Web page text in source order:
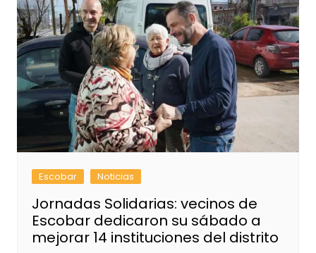
Escobar Noticias
Jornadas Solidarias: vecinos de
Escobar dedicaron su sábado a
mejorar 14 instituciones del distrito